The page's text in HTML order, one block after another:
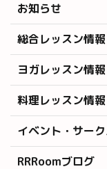
お知らせ
総合レッスン情報
ヨガレッスン情報
料理レッスン情報
イベント・サー
RRRoomブログ